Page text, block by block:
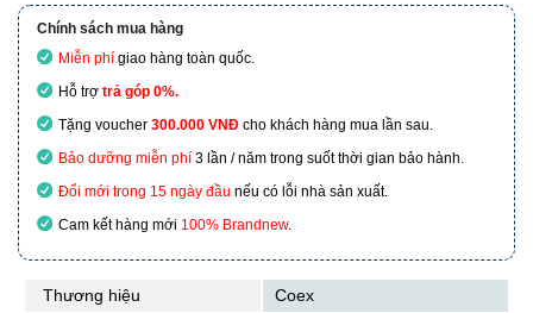
Chính sách mua hàng
Miễn phí giao hàng toàn quốc.
Hỗ trợ trả góp 0%.
Tặng voucher 300.000 VNĐ cho khách hàng mua lần sau.
Bảo dưỡng miễn phí 3 lần / năm trong suốt thời gian bảo hành.
Đổi mới trong 15 ngày đầu nếu có lỗi nhà sản xuất.
Cam kết hàng mới 100% Brandnew.
Thương hiệu
Coex